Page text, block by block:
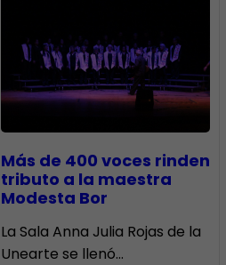
Más de 400 voces rinden
tributo a la maestra
Modesta Bor
​La Sala Anna Julia Rojas de la
Unearte se llenó…